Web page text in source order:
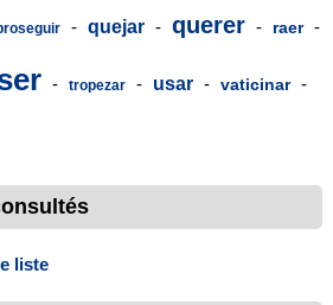
- quejar - querer - raer -
- tropezar - usar - vaticinar -
liste